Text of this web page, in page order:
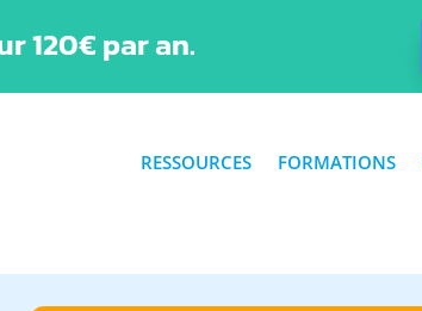
120€ par an.
RESSOURCES FORMATIONS